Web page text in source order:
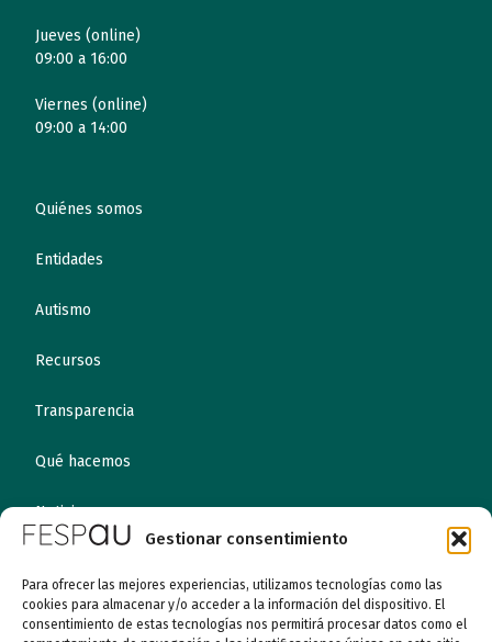
Gestionar consentimiento
Para ofrecer las mejores experiencias, utilizamos tecnologías como las
cookies para almacenar y/o acceder a la información del dispositivo. El
consentimiento de estas tecnologías nos permitirá procesar datos como el
Jueves (online)
09:00 a 16:00
Viernes (online)
09:00 a 14:00
Quiénes somos
Entidades
Autismo
Recursos
Transparencia
Qué hacemos
Noticias
Canal ético
Contacto